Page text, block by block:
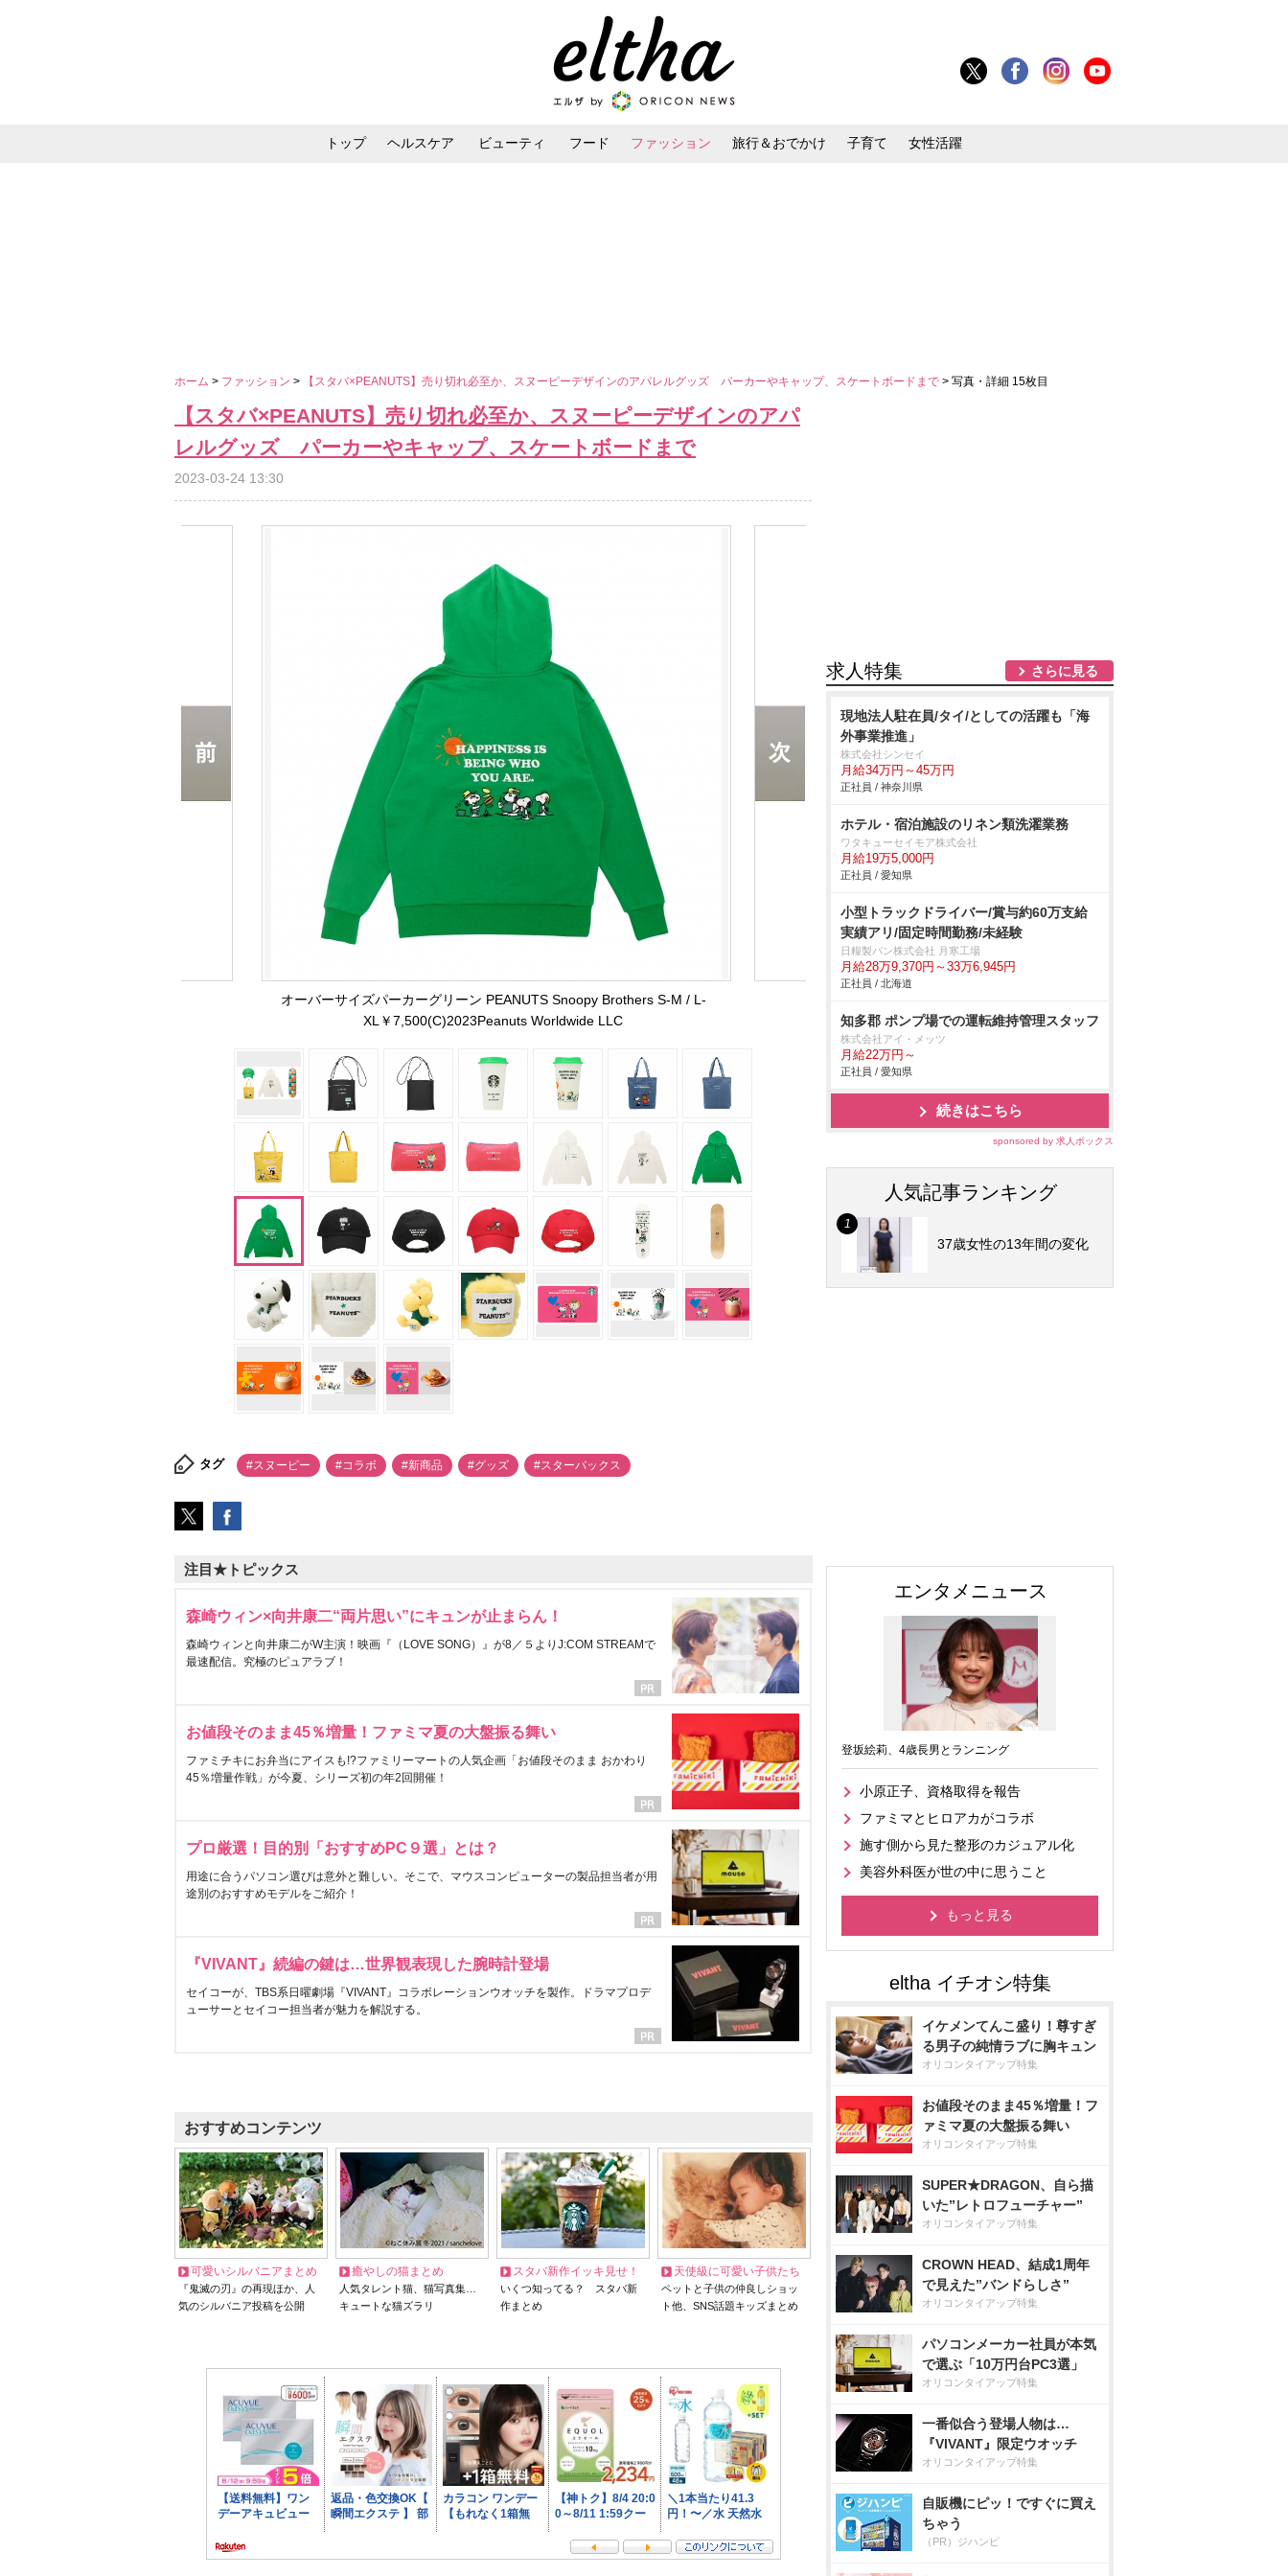
トップ ヘルスケア ビューティ フード ファッション 旅行＆おでかけ 子育て 女性活躍
ホーム > ファッション > 【スタバ×PEANUTS】売り切れ必至か、スヌーピーデザインのアパレルグッズ パーカーやキャップ、スケートボードまで > 写真・詳細 15枚目
【スタバ×PEANUTS】売り切れ必至か、スヌーピーデザインのアパ
レルグッズ パーカーやキャップ、スケートボードまで
2023-03-24 13:30
オーバーサイズパーカーグリーン PEANUTS Snoopy Brothers S-M / L-
XL￥7,500(C)2023Peanuts Worldwide LLC
タグ #スヌーピー #コラボ #新商品 #グッズ #スターバックス
注目★トピックス
森崎ウィン×向井康二“両片思い”にキュンが止まらん！
森崎ウィンと向井康二がW主演！映画『（LOVE SONG）』が8／５よりJ:COM STREAMで
最速配信。究極のピュアラブ！
お値段そのまま45％増量！ファミマ夏の大盤振る舞い
ファミチキにお弁当にアイスも!?ファミリーマートの人気企画「お値段そのまま おかわり
45％増量作戦」が今夏、シリーズ初の年2回開催！
プロ厳選！目的別「おすすめPC９選」とは？
用途に合うパソコン選びは意外と難しい。そこで、マウスコンピューターの製品担当者が用
途別のおすすめモデルをご紹介！
『VIVANT』続編の鍵は…世界観表現した腕時計登場
セイコーが、TBS系日曜劇場『VIVANT』コラボレーションウオッチを製作。ドラマプロデ
ューサーとセイコー担当者が魅力を解説する。
おすすめコンテンツ
可愛いシルバニアまとめ
『鬼滅の刃』の再現ほか、人
気のシルバニア投稿を公開
癒やしの猫まとめ
人気タレント猫、猫写真集…
キュートな猫ズラリ
スタバ新作イッキ見せ！
いくつ知ってる？ スタバ新
作まとめ
天使級に可愛い子供たち
ペットと子供の仲良しショッ
ト他、SNS話題キッズまとめ
求人特集 さらに見る
現地法人駐在員/タイ/としての活躍も「海
外事業推進」
株式会社シンセイ
月給34万円～45万円
正社員 / 神奈川県
ホテル・宿泊施設のリネン類洗濯業務
ワタキューセイモア株式会社
月給19万5,000円
正社員 / 愛知県
小型トラックドライバー/賞与約60万支給
実績アリ/固定時間勤務/未経験
日糧製パン株式会社 月寒工場
月給28万9,370円～33万6,945円
正社員 / 北海道
知多郡 ポンプ場での運転維持管理スタッフ
株式会社アイ・メッツ
月給22万円～
正社員 / 愛知県
続きはこちら
sponsored by 求人ボックス
人気記事ランキング
37歳女性の13年間の変化
エンタメニュース
登坂絵莉、4歳長男とランニング
小原正子、資格取得を報告
ファミマとヒロアカがコラボ
施す側から見た整形のカジュアル化
美容外科医が世の中に思うこと
もっと見る
イケメンてんこ盛り！尊すぎ
る男子の純情ラブに胸キュン
オリコンタイアップ特集
お値段そのまま45％増量！フ
ァミマ夏の大盤振る舞い
オリコンタイアップ特集
SUPER★DRAGON、自ら描
いた”レトロフューチャー”
オリコンタイアップ特集
CROWN HEAD、結成1周年
で見えた”バンドらしさ”
オリコンタイアップ特集
パソコンメーカー社員が本気
で選ぶ「10万円台PC3選」
オリコンタイアップ特集
一番似合う登場人物は…
『VIVANT』限定ウオッチ
オリコンタイアップ特集
自販機にピッ！ですぐに買え
ちゃう
（PR）ジハンピ